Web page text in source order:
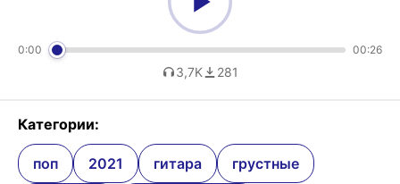
0:00 00:26
3,7K 281
Категории:
поп 2021 гитара грустные